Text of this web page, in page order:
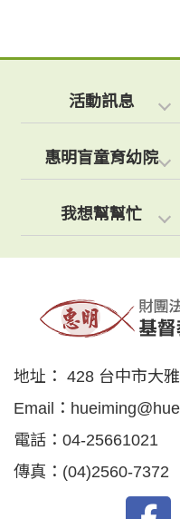
活動訊息
惠明盲童育幼院
我想幫幫忙
地址： 428 台中市大
Email：
電話： 04-25661021
傳真： (04)2560-7372